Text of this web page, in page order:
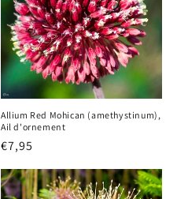
Allium Red Mohican (amethystinum),
Ail d'ornement
Prix
habituel
€7,95